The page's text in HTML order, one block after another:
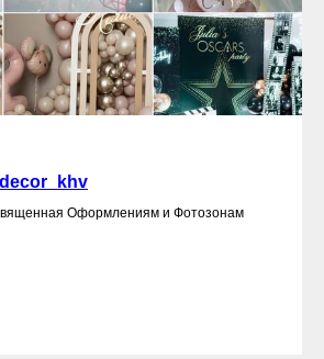
Оформлениям и Фотозонам